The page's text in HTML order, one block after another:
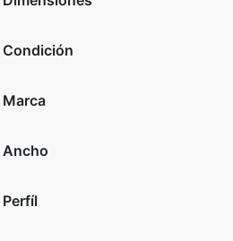
Condición
Marca
Ancho
Perfíl